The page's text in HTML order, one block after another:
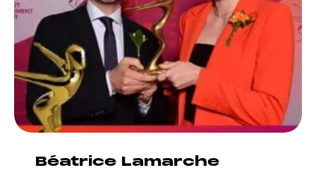
Béatrice Lamarche